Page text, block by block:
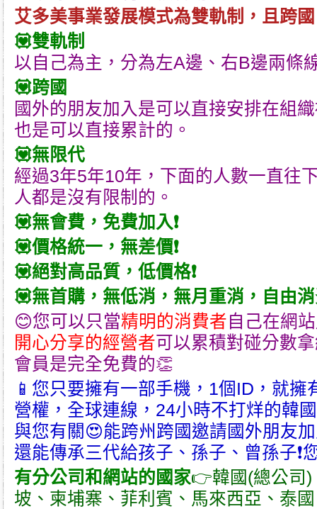
艾多美事業發展模式為雙軌制，且跨
💟雙軌制
以自己為主，分為左A邊、右B邊兩條
💟跨國
國外的朋友加入是可以直接安排在組
也是可以直接累計的。
💟無限代
經過3年5年10年，下面的人數一直往
人都是沒有限制的。
💟無會費，免費加入❗
💟價格統一，無差價❗
💟絕對高品質，低價格❗
💟無首購，無低消，無月重消，自由消
😊您可以只當精明的消費者自己在網
開心分享的經營者可以累積對碰分數
會員是完全免費的👏
📱您只要擁有一部手機，1個ID，就擁
營權，全球連線，24小時不打烊的韓
與您有關😍能跨州跨國邀請國外朋友
還能傳承三代給孩子、孫子、曾孫子❗
有分公司和網站的國家👉韓國(總公司)
坡、柬埔寨、菲利賓、馬來西亞、泰